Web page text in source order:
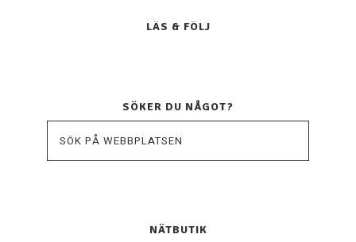
LÄS & FÖLJ
SÖKER DU NÅGOT?
NÄTBUTIK